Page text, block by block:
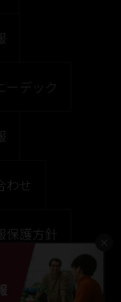
ーデック
わせ
保護方針